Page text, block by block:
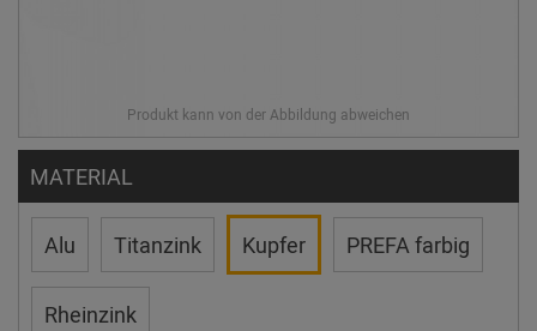
MATERIAL
Alu Titanzink Kupfer PREFA farbig
Rheinzink